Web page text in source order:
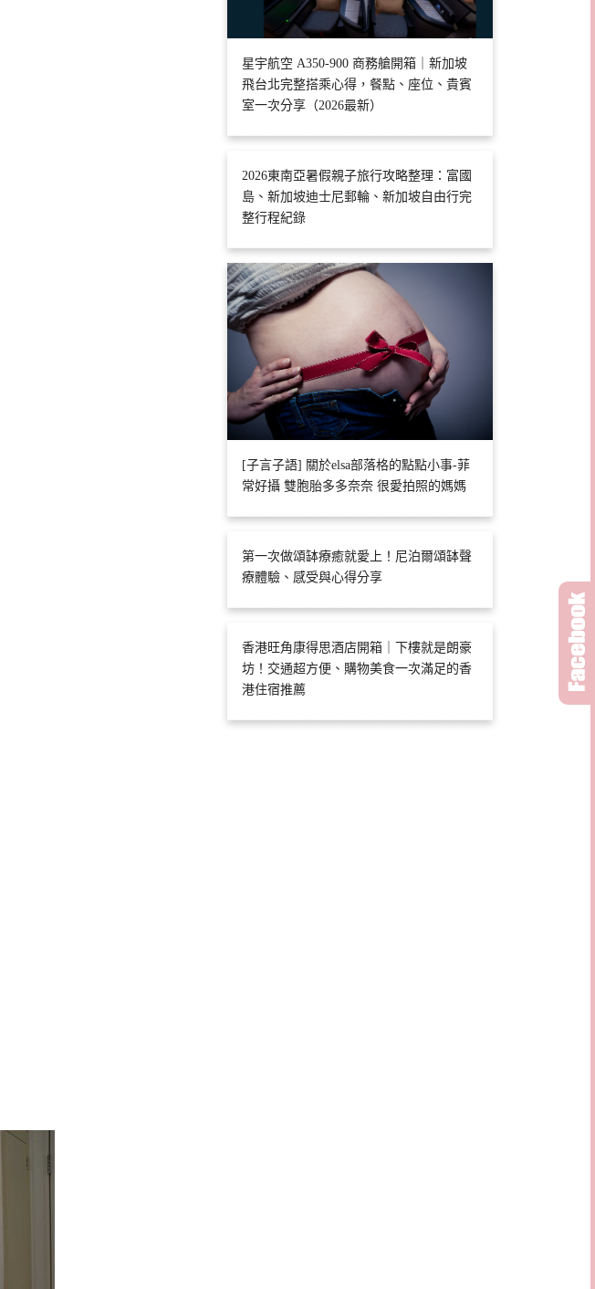
星宇航空 A350-900 商務艙開箱｜新加坡
飛台北完整搭乘心得，餐點、座位、貴賓
室一次分享（2026最新）
2026東南亞暑假親子旅行攻略整理：富國
島、新加坡迪士尼郵輪、新加坡自由行完
整行程紀錄
[子言子語] 關於elsa部落格的點點小事-菲
常好攝 雙胞胎多多奈奈 很愛拍照的媽媽
第一次做頌缽療癒就愛上！尼泊爾頌缽聲
療體驗、感受與心得分享
香港旺角康得思酒店開箱｜下樓就是朗豪
坊！交通超方便、購物美食一次滿足的香
港住宿推薦